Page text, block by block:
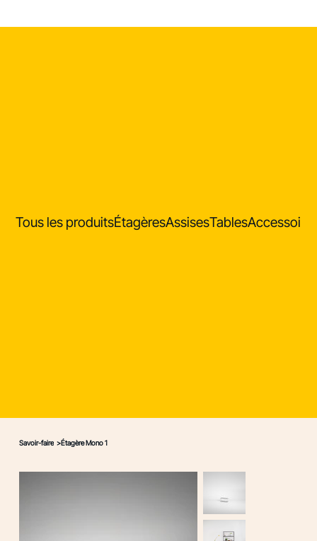
Tous les produitsÉtagèresAssisesTables
Savoir-faire >Étagère Mono 1